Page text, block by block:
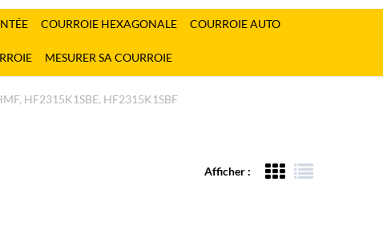
COURROIE HEXAGONALE COURROIE AUTO
MESURER SA COURROIE
HF2315K1SBE, HF2315K1SBF
Afficher :